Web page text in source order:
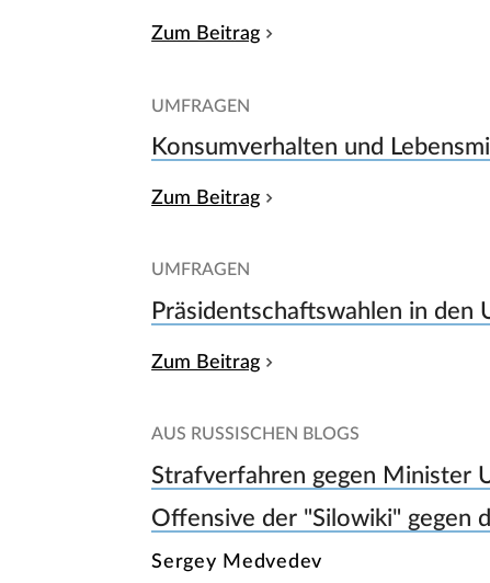
Zum Beitrag
UMFRAGEN
Konsumverhalten und
Zum Beitrag
UMFRAGEN
Präsidentschaftswahlen in den
Zum Beitrag
AUS RUSSISCHEN BLOGS
Strafverfahren gegen Minister
Offensive der "Silowiki" gegen
Sergey Medvedev